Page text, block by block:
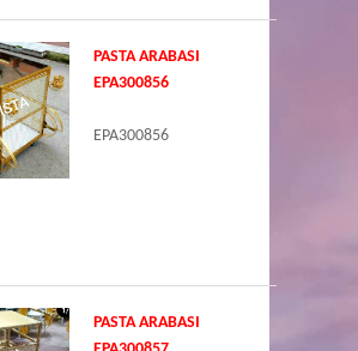
PASTA ARABASI
EPA300856
EPA300856
PASTA ARABASI